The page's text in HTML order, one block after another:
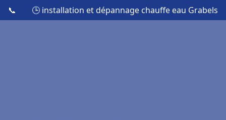
📞 🕒 installation et dépannage chauffe eau Grabels